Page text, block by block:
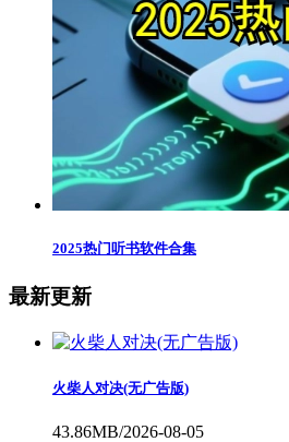
2025热门听书软件合集
最新更新
火柴人对决(无广告版)
43.86MB/2026-08-05